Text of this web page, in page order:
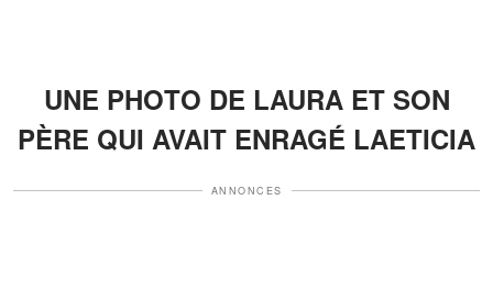
UNE PHOTO DE LAURA ET SON
PÈRE QUI AVAIT ENRAGÉ LAETICIA
ANNONCES